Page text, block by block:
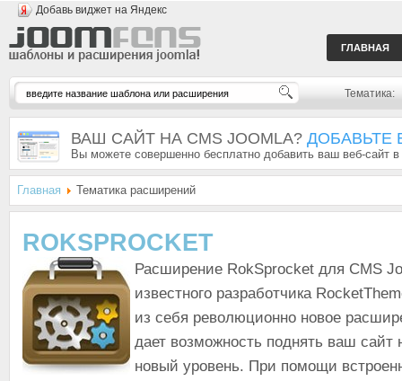
Добавь виджет на Яндекс
ГЛАВНАЯ
Тематика:
ВАШ САЙТ НА CMS JOOMLA? ДОБАВЬТЕ
Вы можете совершенно бесплатно добавить ваш веб-сайт
Главная Тематика расширений
ROKSPROCKET
Расширение RokSprocket для CMS
известного разработчика
из себя революционно новое
дает возможность поднять ваш сайт
новый уровень. При помощи